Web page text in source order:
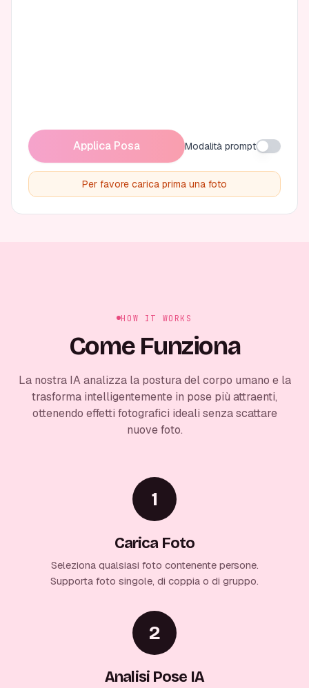
Applica Posa Modalità prompt
Per favore carica prima una foto
HOW IT WORKS
Come Funziona
La nostra IA analizza la postura del corpo umano e la
trasforma intelligentemente in pose più attraenti,
ottenendo effetti fotografici ideali senza scattare
nuove foto.
1
Carica Foto
Seleziona qualsiasi foto contenente persone.
Supporta foto singole, di coppia o di gruppo.
2
Analisi Pose IA